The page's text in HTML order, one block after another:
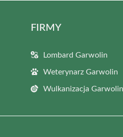
FIRMY
Lombard Garwolin
Weterynarz Garwolin
Wulkanizacja Garwolin